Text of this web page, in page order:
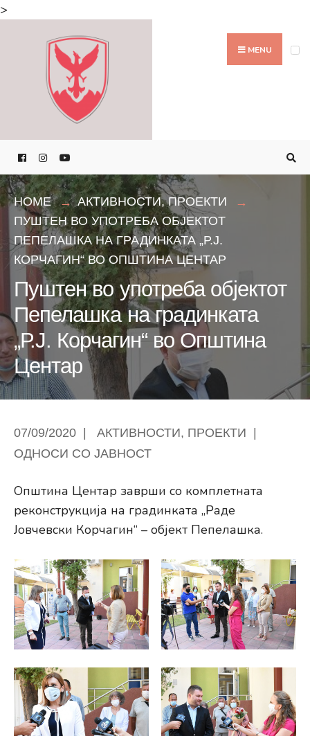
>
MENU
HOME АКТИВНОСТИ,ПРОЕКТИ
ПУШТЕН ВО УПОТРЕБА ОБЈЕКТОТ
ПЕПЕЛАШКА НА ГРАДИНКАТА „Р.Ј.
КОРЧАГИН“ ВО ОПШТИНА ЦЕНТАР
Пуштен во употреба објектот
Пепелашка на градинката
„Р.Ј. Корчагин“ во Општина
Центар
07/09/2020 АКТИВНОСТИ, ПРОЕКТИ
ОДНОСИ СО ЈАВНОСТ
Општина Центар заврши со комплетната
реконструкција на градинката „Раде
Јовчевски Корчагин“ – објект Пепелашка.